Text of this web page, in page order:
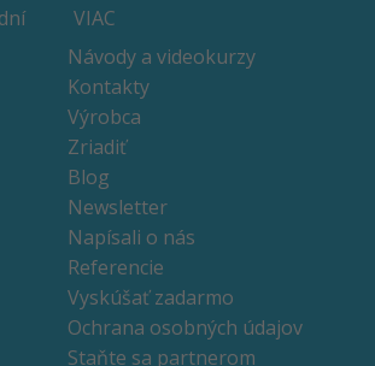
VIAC
Návody a videokurzy
Kontakty
Výrobca
Zriadiť
Blog
Newsletter
Napísali o nás
Referencie
Vyskúšať zadarmo
Ochrana osobných údajov
Staňte sa partnerom